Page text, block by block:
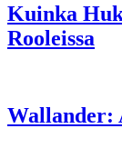
Kuinka
Rooleissa
Wallander: